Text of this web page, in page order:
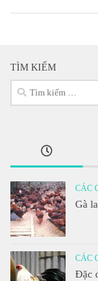
TÌM KIẾM
Tìm
kiếm
CÁC
Gà
CÁC
Đặc